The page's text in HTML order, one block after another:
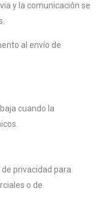
y la comunicación se
al envío de
cuando la
de privacidad para
o de